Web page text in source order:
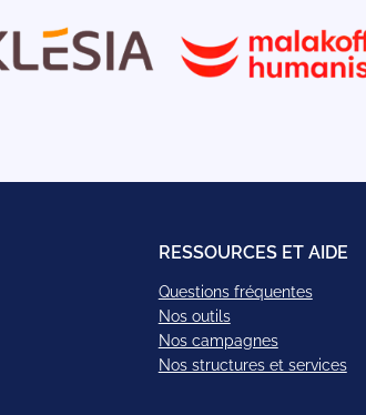
RESSOURCES ET AIDE
Questions fréquentes
Nos outils
Nos campagnes
Nos structures et services